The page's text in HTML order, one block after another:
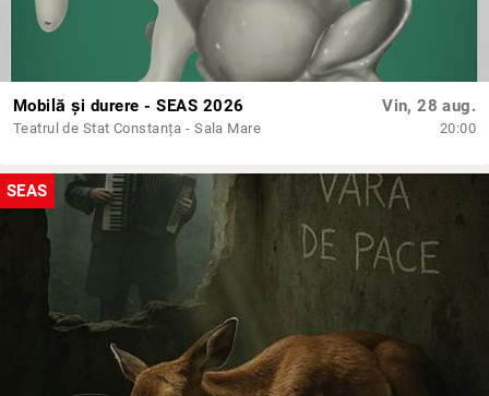
Mobilă și durere - SEAS 2026
Teatrul de Stat Constanța - Sala Mare
Vin, 28 aug.
20:00
SEAS